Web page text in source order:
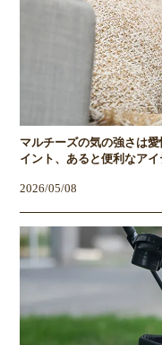
マルチーズの気の強さは
イント、あると便利なア
2026/05/08